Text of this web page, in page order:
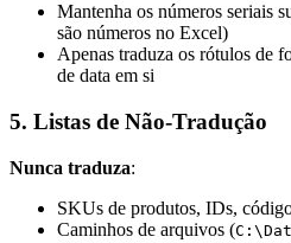
Mantenha os números seriais
são números no Excel)
Apenas traduza os rótulos de
de data em si
5. Listas de Não-Tradução
Nunca traduza:
SKUs de produtos, IDs,
Caminhos de arquivos (